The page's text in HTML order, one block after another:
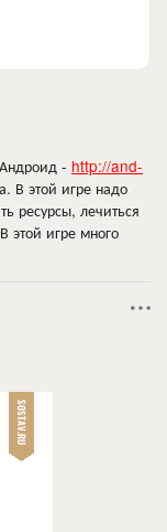
- http://and-
В этой игре надо
ресурсы, лечиться
этой игре много